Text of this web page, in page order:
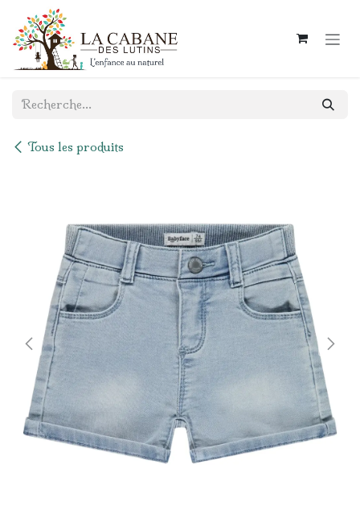
Se rendre au contenu
Tous les produits